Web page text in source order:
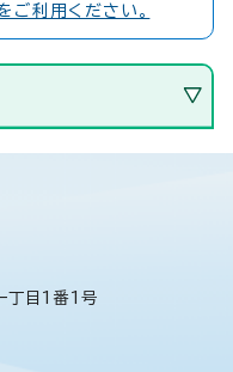
ご利用ください。
目1番1号